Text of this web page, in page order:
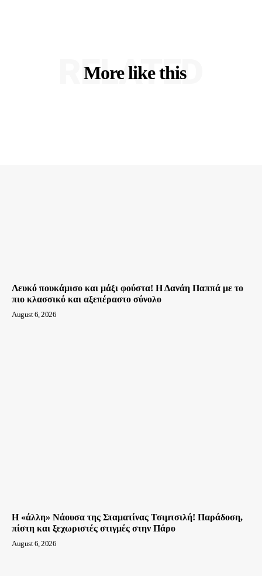
More like this
RELATED
Λευκό πουκάμισο και μάξι φούστα! Η Δανάη Παππά με το
πιο κλασσικό και αξεπέραστο σύνολο
August 6, 2026
Η «άλλη» Νάουσα της Σταματίνας Τσιμτσιλή! Παράδοση,
πίστη και ξεχωριστές στιγμές στην Πάρο
August 6, 2026